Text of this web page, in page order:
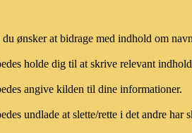
ønsker at bidrage med indhold om
holde dig til at skrive relevant
angive kilden til dine informationer.
undlade at slette/rette i det andre